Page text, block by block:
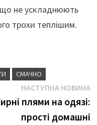
що не ускладнюють
трохи теплішим.
СМАЧНО
НАСТУПНА НОВИНА
плями на одязі:
прості домашні